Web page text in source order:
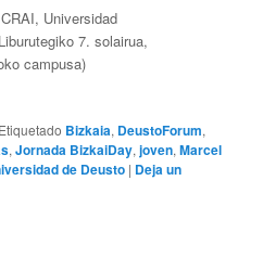
Universidad
Liburutegiko 7. solairua,
campusa)
Etiquetado Bizkaia, DeustoForum,
,Jornada BizkaiDay,joven,Marcel
de Deusto | Deja un